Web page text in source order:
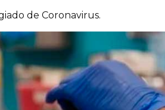
de Coronavirus.